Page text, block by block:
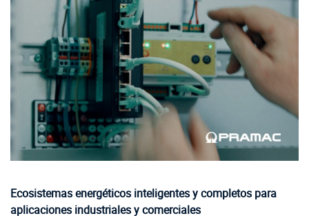
Ecosistemas energéticos inteligentes y completos para
aplicaciones industriales y comerciales